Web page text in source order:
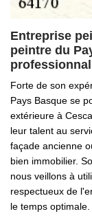
Entreprise
peintre du
Forte de son
Pays Basque se
extérieure à
leur talent au
façade ancienne
bien immobilier.
nous veillons à
respectueux de
le temps optimale.